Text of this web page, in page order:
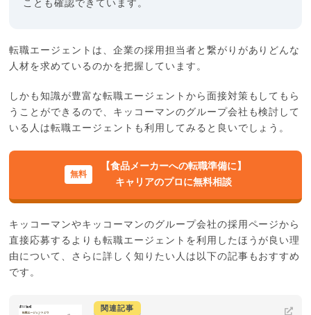
ことも確認できています。
転職エージェントは、企業の採用担当者と繋がりがありどんな
人材を求めているのかを把握しています。
しかも知識が豊富な転職エージェントから面接対策もしてもら
うことができるので、キッコーマンのグループ会社も検討して
いる人は転職エージェントも利用してみると良いでしょう。
【食品メーカーへの転職準備に】
キャリアのプロに無料相談
キッコーマンやキッコーマンのグループ会社の採用ページから
直接応募するよりも転職エージェントを利用したほうが良い理
由について、さらに詳しく知りたい人は以下の記事もおすすめ
です。
関連記事